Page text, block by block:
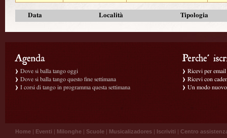
Data Località Tipologia
Dove si balla tango oggi
Dove si balla tango questo fine settimana
I corsi di tango in programma questa settimana
Ricevi per
Ricevi con
Un modo
Home | Eventi | Milonghe | Scuole | Musicalizadores | Iscriviti | Centro